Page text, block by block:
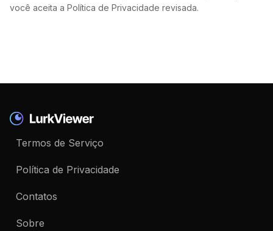
você aceita a Política de Privacidade revisada.
Termos de Serviço
Política de Privacidade
Contatos
Sobre